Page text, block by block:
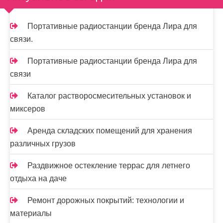
п
и
с
я
м
Портативные радиостанции бренда Лира для
связи.
Портативные радиостанции бренда Лира для
связи
Каталог растворосмесительных установок и
миксеров
Аренда складских помещений для хранения
различных грузов
Раздвижное остекление террас для летнего
отдыха на даче
Ремонт дорожных покрытий: технологии и
материалы